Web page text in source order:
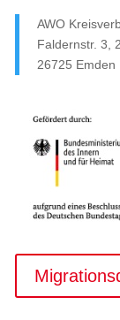
AWO
Faldernstr. 3,
26725 Emden